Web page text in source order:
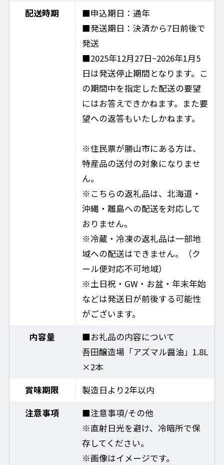
配送時期
■申込期日：通年
■発送期日：決済から7日前後で
発送
■2025年12月27日~2026年1月5
日は発送停止期間となります。こ
の期間中を指定した配送の要望
にはお答えできかねます。また要
望への返答もいたしかねます。
※住民票が勝山市にある方は、
特産品の送付の対象になりませ
ん。
※こちらの返礼品は、北海道・
沖縄・離島への配送を対応して
おりません。
※冷蔵・冷凍の返礼品は一部地
域への配送はできません。（ク
ール便対応不可地域）
※土日祝・GW・お盆・年末年始
などは発送日が前後する可能性
がございます。
内容量
■お礼品の内容について
吾田醸造場「アズマル醤油」1.8L
×2本
賞味期限
製造日より2年以内
注意事項
■注意事項/その他
※直射日光を避け、冷暗所で保
存してください。
※画像はイメージです。